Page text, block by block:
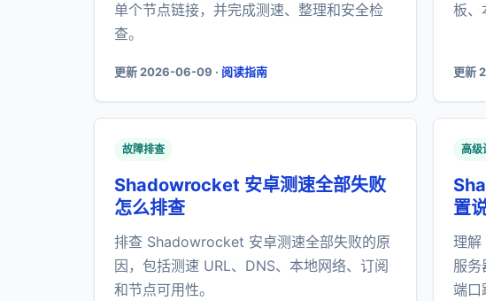
单个节点链接，并完成测速、整理和安全检
查。
更新 2026-06-09 · 阅读指南
板、
更新
故障排查
Shadowrocket 安卓测速全部失败
怎么排查
排查 Shadowrocket 安卓测速全部失败的原
因，包括测速 URL、DNS、本地网络、订阅
和节点可用性。
高级
置
理
服务
端口